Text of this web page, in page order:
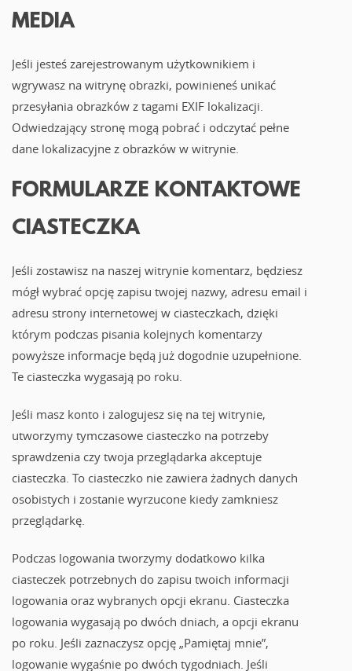
MEDIA
Jeśli jesteś zarejestrowanym użytkownikiem i
wgrywasz na witrynę obrazki, powinieneś unikać
przesyłania obrazków z tagami EXIF lokalizacji.
Odwiedzający stronę mogą pobrać i odczytać pełne
dane lokalizacyjne z obrazków w witrynie.
FORMULARZE KONTAKTOWE
CIASTECZKA
Jeśli zostawisz na naszej witrynie komentarz, będziesz
mógł wybrać opcję zapisu twojej nazwy, adresu email i
adresu strony internetowej w ciasteczkach, dzięki
którym podczas pisania kolejnych komentarzy
powyższe informacje będą już dogodnie uzupełnione.
Te ciasteczka wygasają po roku.
Jeśli masz konto i zalogujesz się na tej witrynie,
utworzymy tymczasowe ciasteczko na potrzeby
sprawdzenia czy twoja przeglądarka akceptuje
ciasteczka. To ciasteczko nie zawiera żadnych danych
osobistych i zostanie wyrzucone kiedy zamkniesz
przeglądarkę.
Podczas logowania tworzymy dodatkowo kilka
ciasteczek potrzebnych do zapisu twoich informacji
logowania oraz wybranych opcji ekranu. Ciasteczka
logowania wygasają po dwóch dniach, a opcji ekranu
po roku. Jeśli zaznaczysz opcję „Pamiętaj mnie”,
logowanie wygaśnie po dwóch tygodniach. Jeśli